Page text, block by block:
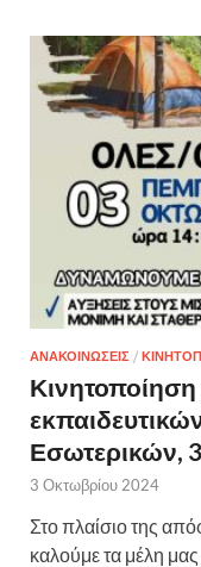
ΑΝΑΚΟΙΝΩΣΕΙΣ /
Εσωτερικών,
3 Οκτωβρίου 2024
Στο πλαίσιο της
καλούμε τα μέλη